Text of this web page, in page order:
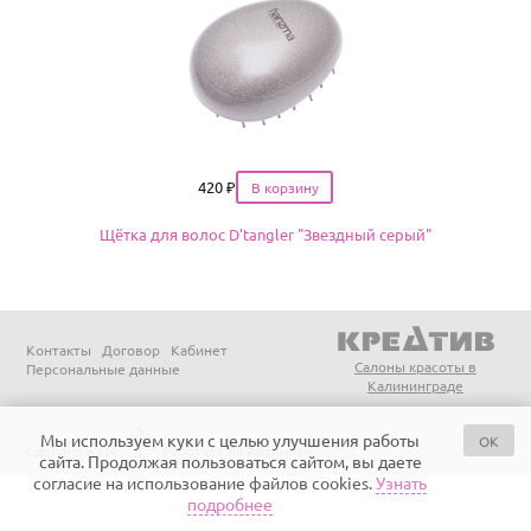
Цена
420 ₽
Щётка для волос D'tangler "Звездный серый"
Контакты Договор
Кабинет
Персональные данные
Салоны красоты в
Калининграде
Сделано в ЛА Работает на Айтинити
Мы используем куки с целью улучшения работы
сайта. Продолжая пользоваться сайтом, вы даете
согласие на использование файлов cookies.Узнать
подробнее
OK